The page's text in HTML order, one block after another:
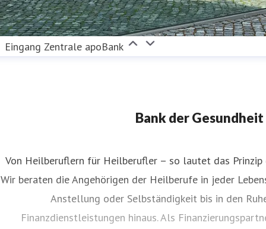
Eingang Zentrale apoBank
Bank der Gesundheit
Von Heilberuflern für Heilberufler – so lautet das Prinzip
Wir beraten die Angehörigen der Heilberufe in jeder
Anstellung oder Selbständigkeit bis in den
Finanzdienstleistungen hinaus. Als